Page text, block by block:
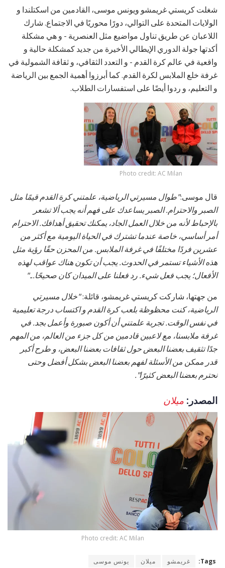
شغلت كريستي غريمشو ويونس موسى، القادمين من اسكتلندا و
الولايات المتحدة على التوالي، دورًا محوريًا في الاجتماع. شارك
اللاعبان عن طريق تناول مواضيع مثل العنصرية - و هي مشكلة
أكدتها جولة الدوري الإيطالي الأخيرة من جديد كمشكلة حالية و
واقعية في عالم كرة القدم - و التعدد الثقافي، و ثقافة الشمولية في
غرفة خلع الملابس لكرة القدم. كما أبرزوا أهمية الجمع بين الرياضة
و التعليم، و ردوا أيضًا على استفسارات الطلاب.
Photo credit: AC Milan
قال موسى:"طوال مسيرتي الرياضية، علمتني كرة القدم قيمًا مثل
الصبر والاحترام. الصبر يساعدك على فهم أنه يجب ألا تشعر
بالإحباط لأنه من خلال العمل الجاد، يمكنك تحقيق أهدافك. الاحترام
أمر أساسي، خاصة عندما تشترك في الحياة اليومية مع أكثر من
عشرين فردًا مختلفًا في غرفة الملابس. من المحزن حقًا رؤية مثل
هذه الأشياء تستمر في الحدوث. يجب أن تكون هناك عواقب لهذه
الأفعال؛ يجب فعل شيء. رد فعلنا على الميدان كان صحيحًا..."
من جهتها، شاركت كريستي غريمشو، قائلة:"خلال مسيرتي
الرياضية، كنت محظوظة بلعب كرة القدم و اكتساب درجة تعليمية
في نفس الوقت. تجربة علمتني أن أكون صبورة وأعمل بجد. في
غرفة ملابسنا، مع لاعبين قادمين من كل جزء من العالم، من المهم
جدًا تثقيف بعضنا البعض حول ثقافات بعضنا البعض، و طرح أكبر
قدر ممكن من الأسئلة لفهم بعضنا البعض بشكل أفضل وحتى
نحترم بعضنا البعض كثيرًا".
المصدر: ميلان
Photo credit: AC Milan
Tags: غريمشو ميلان يونس موسى